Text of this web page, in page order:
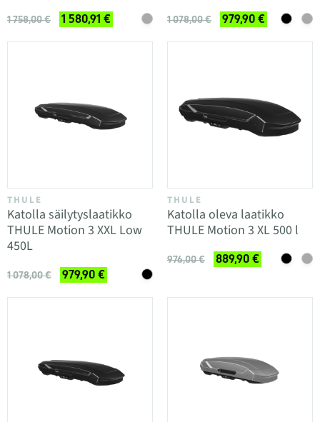
1 758,00 € 1 580,91 € 1 078,00 € 979,90 €
THULE
Katolla säilytyslaatikko
THULE Motion 3 XXL Low
450L
1 078,00 € 979,90 €
THULE
Katolla oleva laatikko
THULE Motion 3 XL 500 l
976,00 € 889,90 €